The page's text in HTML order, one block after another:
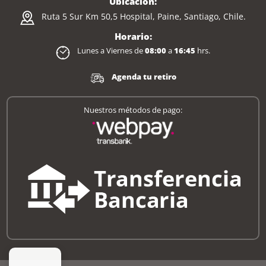
Ruta 5 Sur Km 50,5 Hospital, Paine, Santiago, Chile.
Horario:
Lunes a Viernes de08:00a16:45 hrs.
Agenda tu retiro
Nuestros métodos de pago: